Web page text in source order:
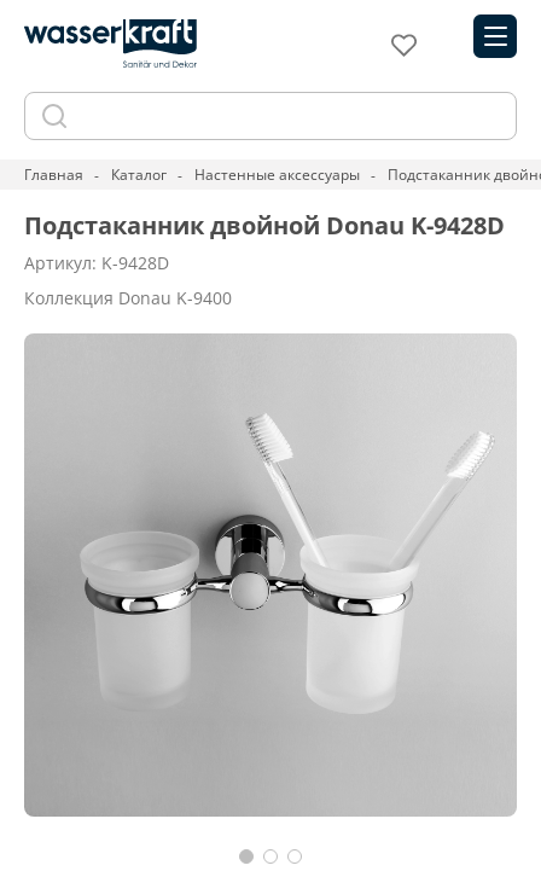
Главная Каталог Настенные аксессуары Подстаканник
Подстаканник двойной Donau K-9428D
Артикул: K-9428D
Коллекция Donau K-9400